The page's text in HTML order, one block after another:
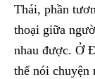
Thái, phần
thoại giữa
nhau được. Ở
thể nói chuyện